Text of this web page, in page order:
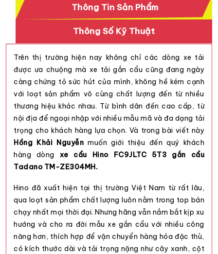
Thông Tin Sản Phẩm
Thông Số Kỹ Thuật
Trên thị trường hiện nay không chỉ các dòng xe tải
được ưa chuộng mà xe tải gắn cẩu cũng đang ngày
càng chứng tỏ sức hút của mình, không hề kém cạnh
với loạt sản phẩm vô cùng chất lượng đến từ nhiều
thương hiệu khác nhau. Từ bình dân đến cao cấp, từ
nội địa để ngoại nhập với nhiều mẫu mã và đa dạng tải
trọng cho khách hàng lựa chọn. Và trong bài viết này
Hồng Khải Nguyễn muốn giới thiệu đến quý khách
hàng dòng xe cẩu Hino FC9JLTC 5T3 gắn cẩu
Tadano TM-ZE304MH.
Hino đã xuất hiện tại thị trường Việt Nam từ rất lâu,
qua loạt sản phẩm chất lượng luôn nằm trong top bán
chạy nhất mọi thời đại. Nhưng hãng vẫn nắm bắt kịp xu
hướng và cho ra đời mẫu xe gắn cẩu với nhiều công
năng hơn, thích hợp để vận chuyển hàng hóa đặc thù,
có kích thước dài và tải trọng nặng như cây xanh, cột